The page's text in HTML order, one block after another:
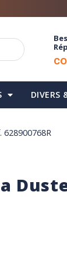
DIVERS
628900768R